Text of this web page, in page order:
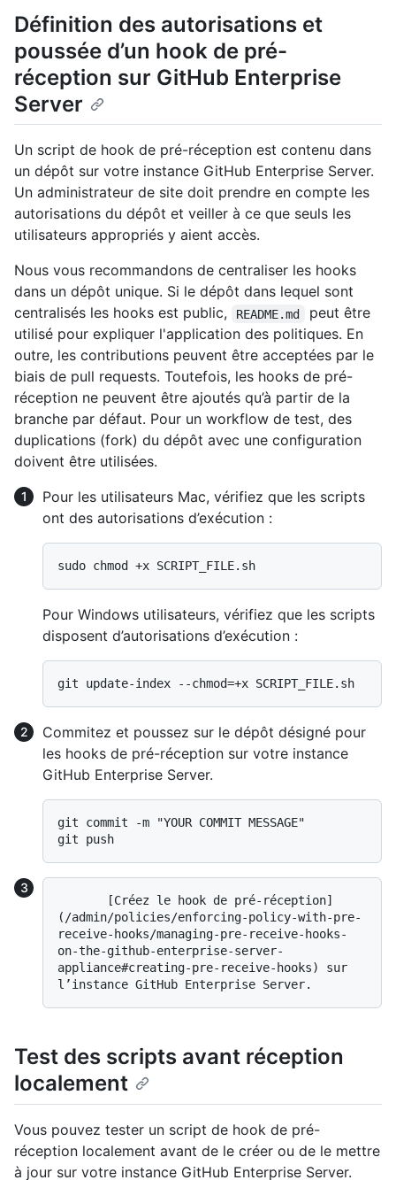
Définition des autorisations et
poussée d’un hook de pré-
réception sur GitHub Enterprise
Server
Un script de hook de pré-réception est contenu dans
un dépôt sur votre instance GitHub Enterprise Server.
Un administrateur de site doit prendre en compte les
autorisations du dépôt et veiller à ce que seuls les
utilisateurs appropriés y aient accès.
Nous vous recommandons de centraliser les hooks
dans un dépôt unique. Si le dépôt dans lequel sont
centralisés les hooks est public,
README.md
peut être
utilisé pour expliquer l'application des politiques. En
outre, les contributions peuvent être acceptées par le
biais de pull requests. Toutefois, les hooks de pré-
réception ne peuvent être ajoutés qu’à partir de la
branche par défaut. Pour un workflow de test, des
duplications (fork) du dépôt avec une configuration
doivent être utilisées.
Pour les utilisateurs Mac, vérifiez que les scripts
ont des autorisations d’exécution :
Pour Windows utilisateurs, vérifiez que les scripts
disposent d’autorisations d’exécution :
Commitez et poussez sur le dépôt désigné pour
les hooks de pré-réception sur votre instance
GitHub Enterprise Server.
git commit -m "YOUR COMMIT MESSAGE"
(/admin/policies/enforcing-policy-with-pre-
receive-hooks/managing-pre-receive-hooks-
on-the-github-enterprise-server-
appliance#creating-pre-receive-hooks) sur
Test des scripts avant réception
localement
Vous pouvez tester un script de hook de pré-
réception localement avant de le créer ou de le mettre
à jour sur votre instance GitHub Enterprise Server.